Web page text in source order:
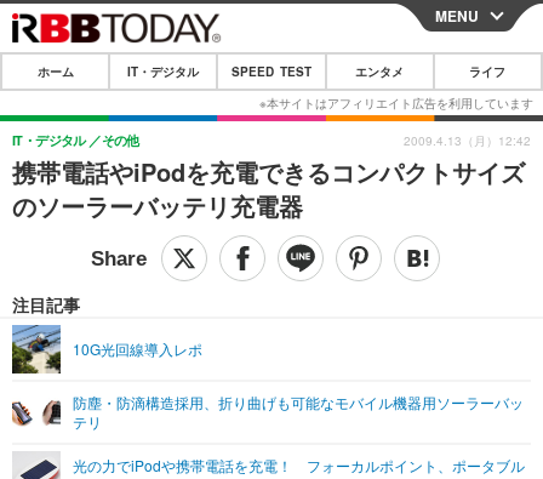
CLOSE
ホーム
IT・デジタル
IT・デジタルTOP スマートフォン
ショッピング その他
SPEED TEST
エンタメTOP 映画・ドラマ
ライフTOP
リリース一覧
MENU
ホーム IT・デジタル SPEED TEST エンタメ ライフ
携帯電話やiPodを充電できるコンパクトサイズ
のソーラーバッテリ充電器
IT・デジタル その他
注目記事
10G光回線導入レポ
防塵・防滴構造採用、折り曲げも可能なモバイル機器用ソーラーバッ
テリ
光の力でiPodや携帯電話を充電！ フォーカルポイント、ポータブル
2009.4.13（月）12:42